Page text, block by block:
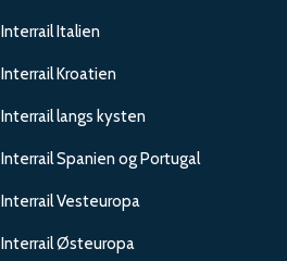
Interrail Italien
Interrail Kroatien
Interrail langs kysten
Interrail Spanien og Portugal
Interrail Vesteuropa
Interrail Østeuropa